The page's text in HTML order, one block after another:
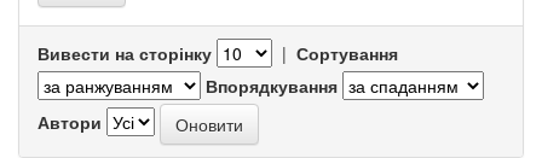
Вивести на сторінку | Сортування
Впорядкування
Автори